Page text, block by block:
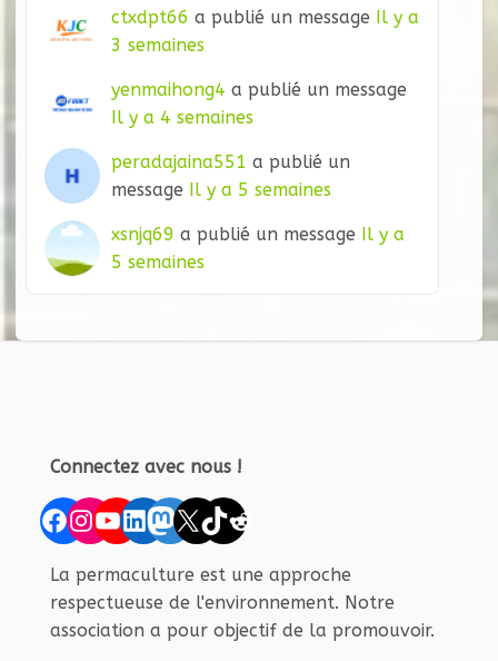
ctxdpt66 a publié un message
Il y a
3 semaines
yenmaihong4 a publié un message
Il y a 4 semaines
peradajaina551 a publié un
message
Il y a 5 semaines
xsnjq69 a publié un message
Il y a
5 semaines
Connectez avec nous !
Facebook
Instagram
YouTube
LinkedIn
Mastodon
X TikTok
Reddit
La permaculture est une approche
respectueuse de l'environnement. Notre
association a pour objectif de la promouvoir.